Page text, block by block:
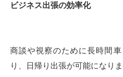
ビジネス出張の効率化
商談や視察のために長時間
り、日帰り出張が可能になりま